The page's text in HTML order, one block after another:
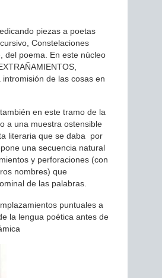
piezas a poetas
Constelaciones
del poema. En este núcleo
de las cosas en
en este tramo de la
a una muestra ostensible
literaria que se daba por
una secuencia natural
y perforaciones (con
nombres) que
de las palabras.
puntuales a
la lengua poética antes de